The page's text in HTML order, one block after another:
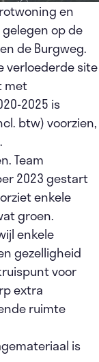
en
op de
de Burgweg.
verloederde site
met
2025 is
btw) voorzien,
Team
2023 gestart
enkele
groen.
enkele
gezelligheid
voor
extra
ruimte
is